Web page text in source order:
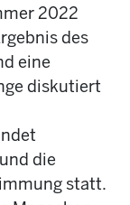
2022
des
eine
diskutiert
die
statt.